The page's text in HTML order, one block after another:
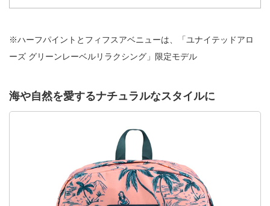
※ハーフパイントとフィフスアベニューは、「ユナイテッドアロ
ーズ グリーンレーベルリラクシング」限定モデル
海や自然を愛するナチュラルなスタイルに